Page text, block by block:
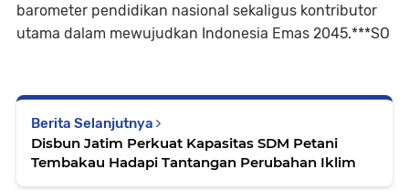
barometer pendidikan nasional sekaligus kontributor
utama dalam mewujudkan Indonesia Emas 2045.***SO
Berita Selanjutnya
Disbun Jatim Perkuat Kapasitas SDM Petani
Tembakau Hadapi Tantangan Perubahan Iklim